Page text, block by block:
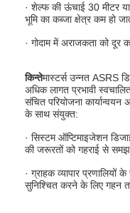
· शेल्फ की ऊंचाई 30 मीटर
भूमि का कब्जा क्षेत्र कम हो
· गोदाम में अराजकता को
किन्तेमास्टर्स उन्नत ASRS
अधिक लागत प्रभावी
संचित परियोजना
के साथ संयुक्त:
· सिस्टम ऑप्टिमाइजेशन
की जरूरतों को गहराई से
· ग्राहक व्यापार
सुनिश्चित करने के लिए गहन